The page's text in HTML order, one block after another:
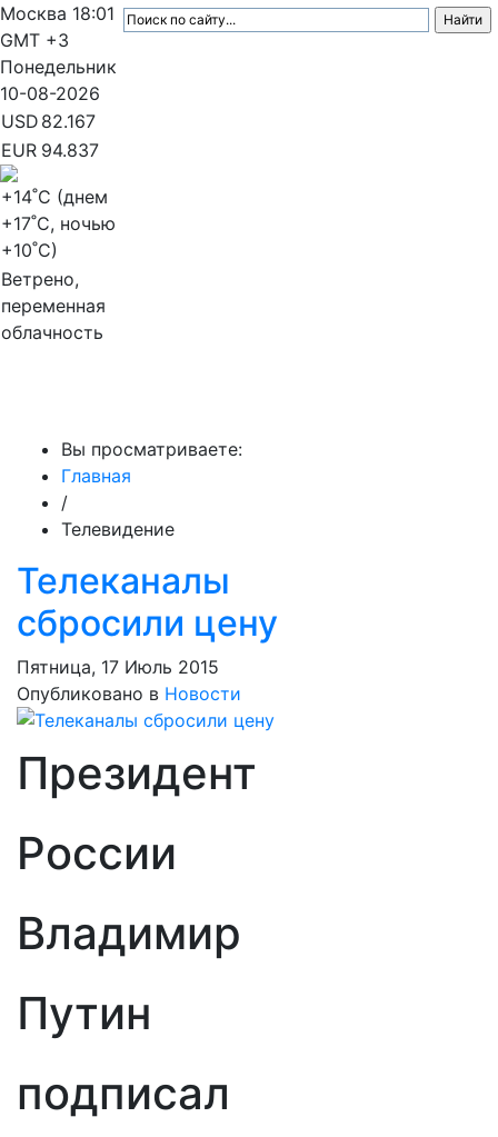
Москва 18:01
GMT +3
Понедельник
10-08-2026
USD 82.167
EUR 94.837
+14˚C (днем
+17˚C, ночью
+10˚C)
Ветрено,
переменная
облачность
Вы просматриваете:
Главная
/
Телевидение
Телеканалы
сбросили цену
Пятница, 17 Июль 2015
Опубликовано в Новости
Президент
России
Владимир
Путин
подписал